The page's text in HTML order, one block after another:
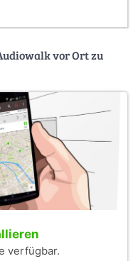
vor Ort zu
verfügbar.